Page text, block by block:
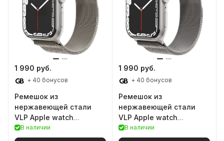
1 990 руб.
+ 40 бонусов
Ремешок из
нержавеющей стали
VLP Apple watch
38/40/41mm (Champan)
В наличии
1 990 руб.
+ 40 бонусов
Ремешок из
нержавеющей стали
VLP Apple watch
38/40/41mm (Silver)
В наличии